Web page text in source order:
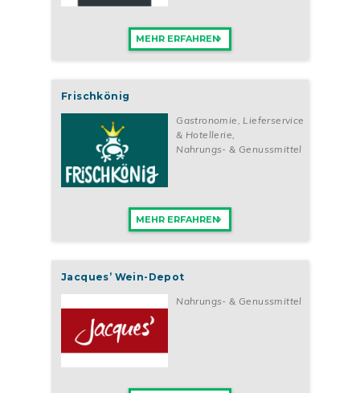
MEHR ERFAHREN
Frischkönig
Gastronomie, Lieferservice
& Hotellerie,
Nahrungs- & Genussmittel
MEHR ERFAHREN
Jacques’ Wein-Depot
Nahrungs- & Genussmittel